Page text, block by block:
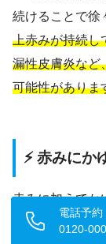
続けることで徐
上赤みが持続し
漏性皮膚炎など
可能性がありま
⚡ 赤みにか
赤みに加えてか
性皮膚炎やア
電話予約
0120-